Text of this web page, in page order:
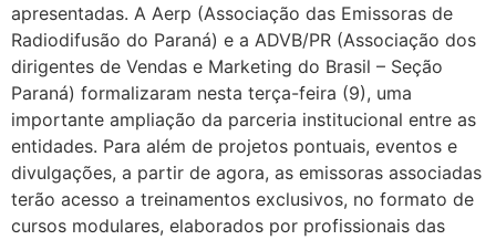
apresentadas. A Aerp (Associação das Emissoras de
Radiodifusão do Paraná) e a ADVB/PR (Associação dos
dirigentes de Vendas e Marketing do Brasil – Seção
Paraná) formalizaram nesta terça-feira (9), uma
importante ampliação da parceria institucional entre as
entidades. Para além de projetos pontuais, eventos e
divulgações, a partir de agora, as emissoras associadas
terão acesso a treinamentos exclusivos, no formato de
cursos modulares, elaborados por profissionais das